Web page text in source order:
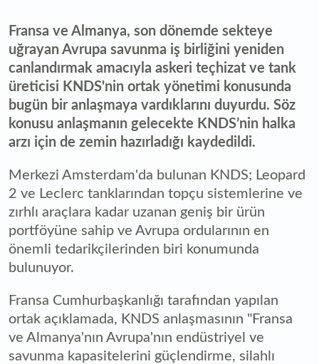
Fransa ve Almanya, son dönemde sekteye
uğrayan Avrupa savunma iş birliğini yeniden
canlandırmak amacıyla askeri teçhizat ve tank
üreticisi KNDS'nin ortak yönetimi konusunda
bugün bir anlaşmaya vardıklarını duyurdu. Söz
konusu anlaşmanın gelecekte KNDS’nin halka
arzı için de zemin hazırladığı kaydedildi.
Merkezi Amsterdam'da bulunan KNDS; Leopard
2 ve Leclerc tanklarından topçu sistemlerine ve
zırhlı araçlara kadar uzanan geniş bir ürün
portföyüne sahip ve Avrupa ordularının en
önemli tedarikçilerinden biri konumunda
bulunuyor.
Fransa Cumhurbaşkanlığı tarafından yapılan
ortak açıklamada, KNDS anlaşmasının "Fransa
ve Almanya'nın Avrupa'nın endüstriyel ve
savunma kapasitelerini güçlendirme, silahlı